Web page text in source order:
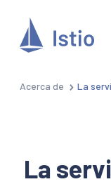
Acerca de La
La